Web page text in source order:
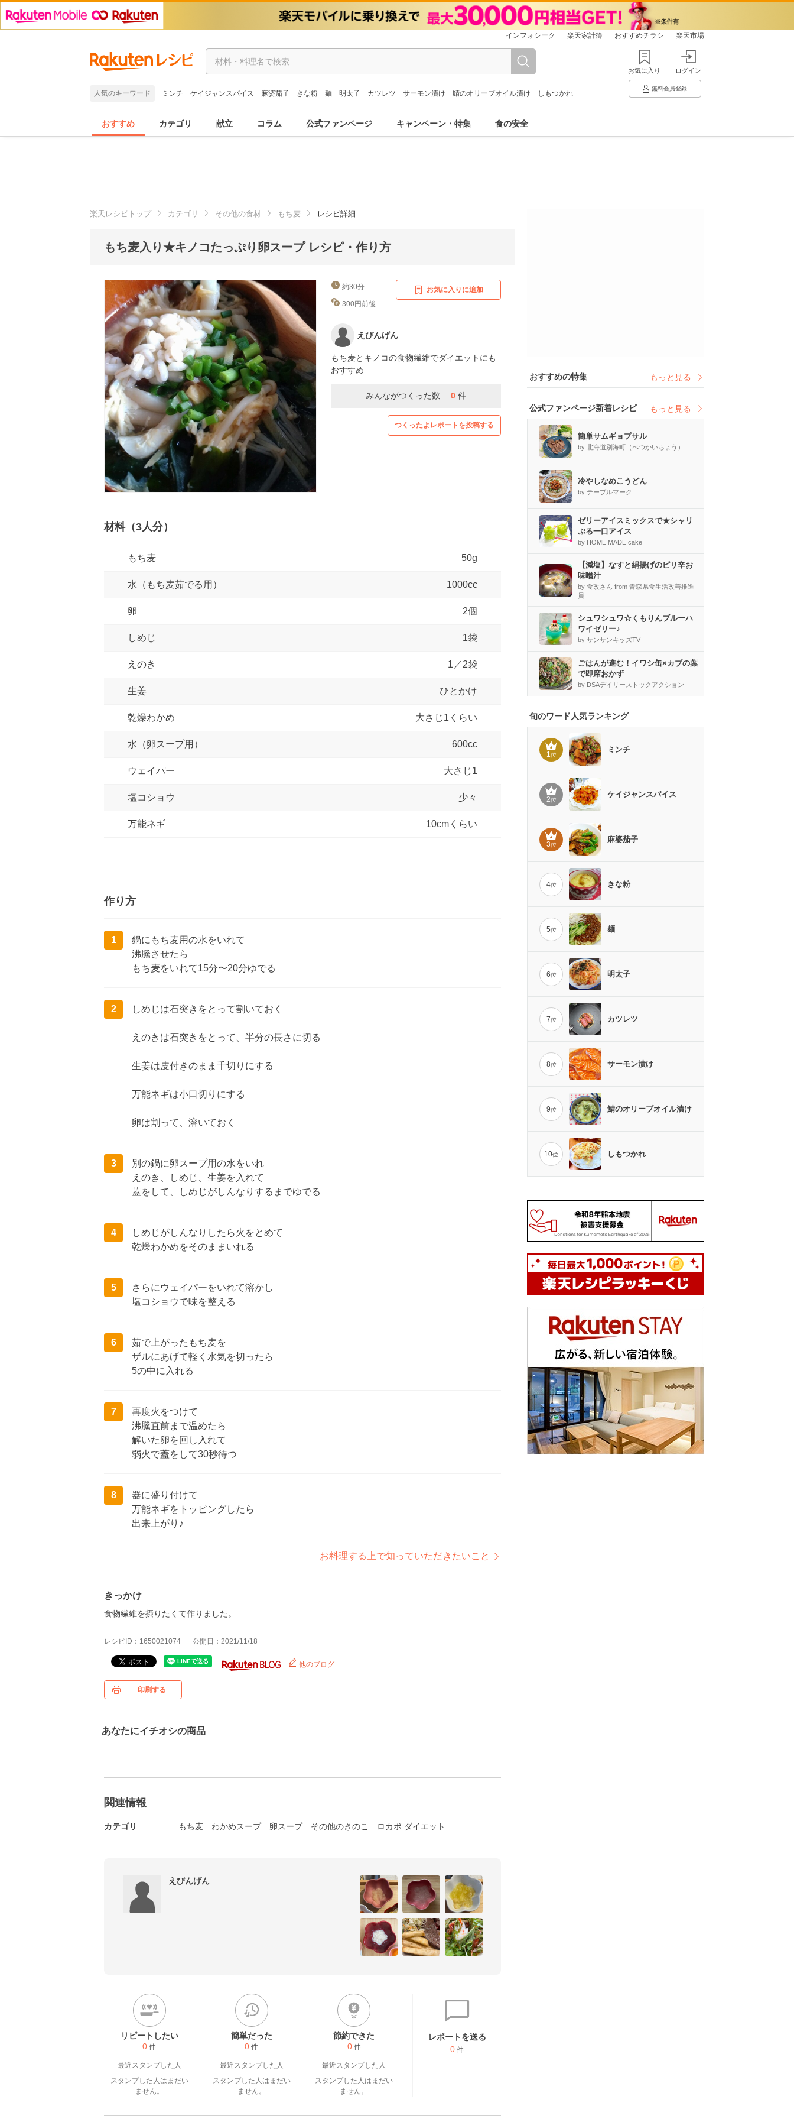
インフォシーク 楽天家計簿 おすすめチラシ 楽天市場
人気のキーワード ミンチ ケイジャンスパイス 麻婆茄子 きな粉 麺 明太子 カツレツ サーモン漬け 鯖のオリーブオイル漬け しもつかれ
お気に入り ログイン
無料会員登録
おすすめ カテゴリ 献立 コラム 公式ファンページ キャンペーン・特集 食の安全
楽天レシピトップ カテゴリ その他の食材 もち麦 レシピ詳細
もち麦入り★キノコたっぷり卵スープ レシピ・作り方
約30分
300円前後
お気に入りに追加
えびんげん
もち麦とキノコの食物繊維でダイエットにも
おすすめ
みんながつくった数 0 件
つくったよレポートを投稿する
材料（3人分）
もち麦 50g
水（もち麦茹でる用） 1000cc
卵 2個
しめじ 1袋
えのき 1／2袋
生姜 ひとかけ
乾燥わかめ 大さじ1くらい
水（卵スープ用） 600cc
ウェイパー 大さじ1
塩コショウ 少々
万能ネギ 10cmくらい
作り方
1
鍋にもち麦用の水をいれて
沸騰させたら
もち麦をいれて15分〜20分ゆでる
2 しめじは石突きをとって割いておく
えのきは石突きをとって、半分の長さに切る
生姜は皮付きのまま千切りにする
万能ネギは小口切りにする
卵は割って、溶いておく
3
別の鍋に卵スープ用の水をいれ
えのき、しめじ、生姜を入れて
蓋をして、しめじがしんなりするまでゆでる
4
しめじがしんなりしたら火をとめて
乾燥わかめをそのままいれる
5
さらにウェイパーをいれて溶かし
塩コショウで味を整える
6
茹で上がったもち麦を
ザルにあげて軽く水気を切ったら
5の中に入れる
7
再度火をつけて
沸騰直前まで温めたら
解いた卵を回し入れて
弱火で蓋をして30秒待つ
8
器に盛り付けて
万能ネギをトッピングしたら
出来上がり♪
お料理する上で知っていただきたいこと
きっかけ
食物繊維を摂りたくて作りました。
レシピID：1650021074 公開日：2021/11/18
他のブログ
印刷する
あなたにイチオシの商品
関連情報
カテゴリ もち麦 わかめスープ 卵スープ その他のきのこ ロカボ ダイエット
えびんげん
リピートしたい
0 件
最近スタンプした人
スタンプした人はまだい
ません。
簡単だった
0 件
最近スタンプした人
スタンプした人はまだい
ません。
節約できた
0 件
最近スタンプした人
スタンプした人はまだい
ません。
レポートを送る
0 件
おすすめの特集 もっと見る
公式ファンページ新着レシピ もっと見る
簡単サムギョプサル
by 北海道別海町（べつかいちょう）
冷やしなめこうどん
by テーブルマーク
ゼリーアイスミックスで★シャリ
ぷる一口アイス
by HOME MADE cake
【減塩】なすと絹揚げのピリ辛お
味噌汁
by 食改さん from 青森県食生活改善推進
員
シュワシュワ☆くもりんブルーハ
ワイゼリー♪
by サンサンキッズTV
ごはんが進む！イワシ缶×カブの葉
で即席おかず
by DSAデイリーストックアクション
旬のワード人気ランキング
1位
ミンチ
2位
ケイジャンスパイス
3位
麻婆茄子
4位 きな粉
5位 麺
6位 明太子
7位 カツレツ
8位 サーモン漬け
9位 鯖のオリーブオイル漬け
10位 しもつかれ